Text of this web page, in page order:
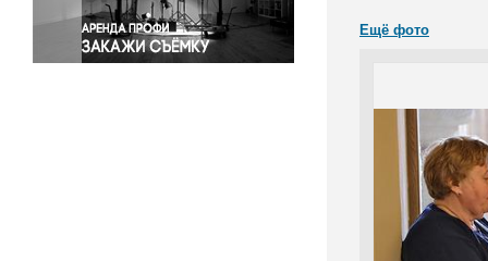
Экономика и бизнес
Ещё фото